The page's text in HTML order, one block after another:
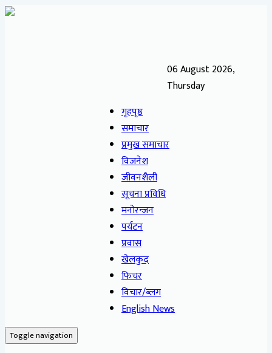
06 August 2026,
Thursday
गृहपृष्ठ
समाचार
प्रमुख समाचार
विजनेश
जीवनशैली
सूचना प्रविधि
मनोरन्जन
पर्यटन
प्रवास
खेलकुद
फिचर
विचार/ब्लग
English News
Toggle navigation